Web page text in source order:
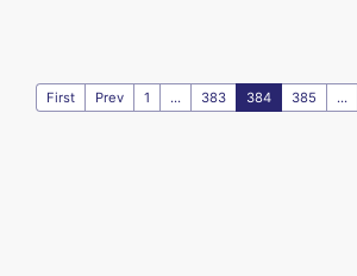
First Prev 1 ... 383 384 385 ...